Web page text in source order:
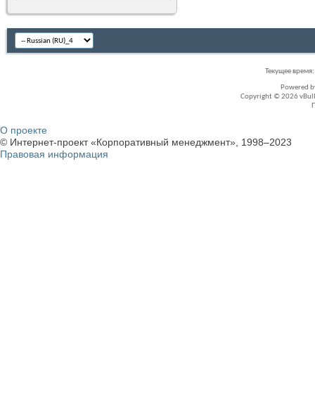
Текущее время:
Powered
Copyright © 2026
О проекте
© Интернет-проект «Корпоративный менеджмент», 1998–2023
Правовая информация